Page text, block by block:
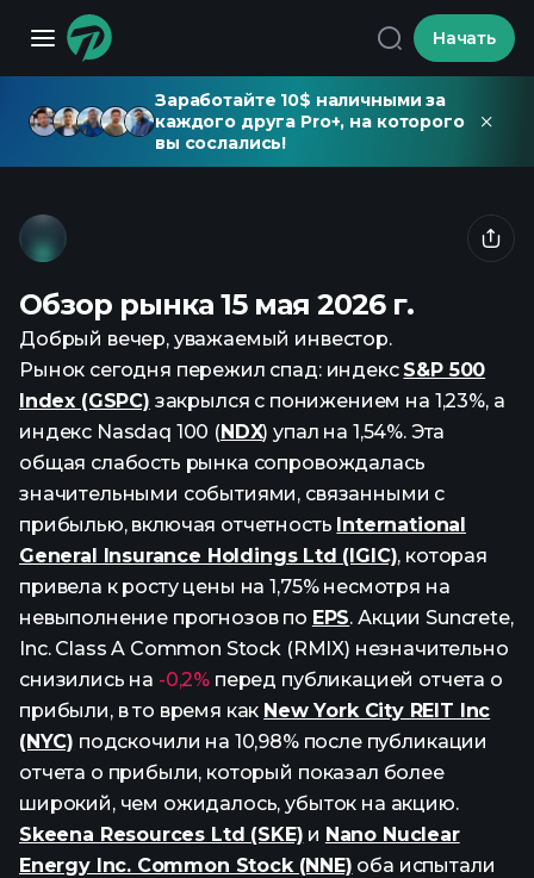
Начать
Заработайте 10$ наличными за
каждого друга Pro+, на которого
вы сослались!
Обзор рынка 15 мая 2026 г.
Добрый вечер, уважаемый инвестор.
Рынок сегодня пережил спад: индекс S&P 500
Index (GSPC) закрылся с понижением на 1,23%, а
индекс Nasdaq 100 (NDX) упал на 1,54%. Эта
общая слабость рынка сопровождалась
значительными событиями, связанными с
прибылью, включая отчетность International
General Insurance Holdings Ltd (IGIC), которая
привела к росту цены на 1,75% несмотря на
невыполнение прогнозов по EPS. Акции Suncrete,
Inc. Class A Common Stock (RMIX) незначительно
снизились на -0,2% перед публикацией отчета о
прибыли, в то время как New York City REIT Inc
(NYC) подскочили на 10,98% после публикации
отчета о прибыли, который показал более
широкий, чем ожидалось, убыток на акцию.
Skeena Resources Ltd (SKE) и Nano Nuclear
Energy Inc. Common Stock (NNE) оба испытали